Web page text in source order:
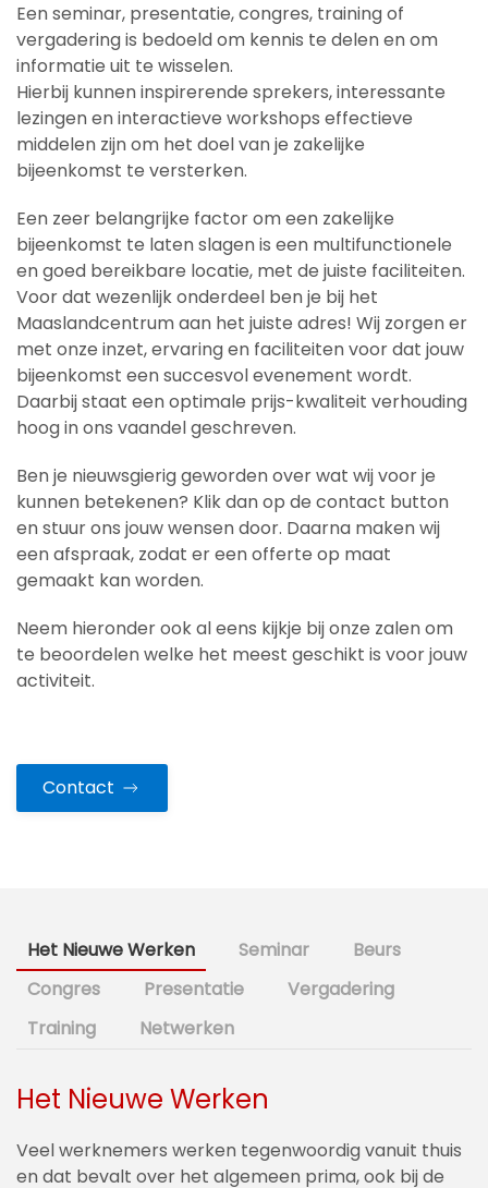
Een seminar, presentatie, congres, training of
vergadering is bedoeld om kennis te delen en om
informatie uit te wisselen.
Hierbij kunnen inspirerende sprekers, interessante
lezingen en interactieve workshops effectieve
middelen zijn om het doel van je zakelijke
bijeenkomst te versterken.
Een zeer belangrijke factor om een zakelijke
bijeenkomst te laten slagen is een multifunctionele
en goed bereikbare locatie, met de juiste faciliteiten.
Voor dat wezenlijk onderdeel ben je bij het
Maaslandcentrum aan het juiste adres! Wij zorgen er
met onze inzet, ervaring en faciliteiten voor dat jouw
bijeenkomst een succesvol evenement wordt.
Daarbij staat een optimale prijs-kwaliteit verhouding
hoog in ons vaandel geschreven.
Ben je nieuwsgierig geworden over wat wij voor je
kunnen betekenen? Klik dan op de contact button
en stuur ons jouw wensen door. Daarna maken wij
een afspraak, zodat er een offerte op maat
gemaakt kan worden.
Neem hieronder ook al eens kijkje bij onze zalen om
te beoordelen welke het meest geschikt is voor jouw
activiteit.
Contact
Het Nieuwe Werken Seminar
Beurs
Congres
Presentatie
Vergadering
Training
Netwerken
Het Nieuwe Werken
Veel werknemers werken tegenwoordig vanuit thuis
en dat bevalt over het algemeen prima, ook bij de